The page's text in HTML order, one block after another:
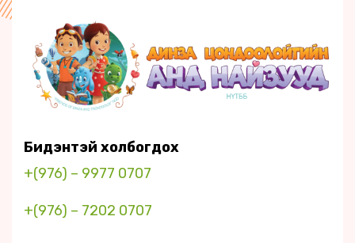
Бидэнтэй холбогдох
+(976) – 9977 0707
+(976) – 7202 0707